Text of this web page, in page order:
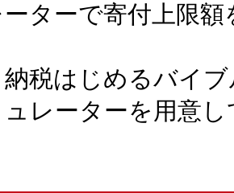
ターで寄付上限
税はじめるバイ
ュレーターを用意